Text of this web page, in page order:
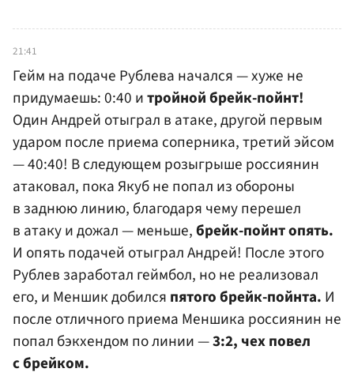
21:41
Гейм на подаче Рублева начался — хуже не
придумаешь: 0:40 итройной брейк-пойнт!
Один Андрей отыграл в атаке, другой первым
ударом после приема соперника, третий эйсом
— 40:40! В следующем розыгрыше россиянин
атаковал, пока Якуб не попал из обороны
в заднюю линию, благодаря чему перешел
в атаку и дожал — меньше,брейк-пойнт опять.
И опять подачей отыграл Андрей! После этого
Рублев заработал геймбол, но не реализовал
его, и Меншик добился пятого брейк-пойнта. И
после отличного приема Меншика россиянин не
попал бэкхендом по линии —3:2, чех повел
с брейком.